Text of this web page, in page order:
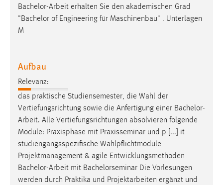
Bachelor-Arbeit erhalten Sie den akademischen Grad
"Bachelor of Engineering für Maschinenbau" . Unterlagen
M
Aufbau
Relevanz:
das praktische Studiensemester, die Wahl der
Vertiefungsrichtung sowie die Anfertigung einer Bachelor-
Arbeit. Alle Vertiefungsrichtungen absolvieren folgende
Module: Praxisphase mit Praxisseminar und p [...] it
studiengangsspezifische Wahlpflichtmodule
Projektmanagement & agile Entwicklungsmethoden
Bachelor-Arbeit mit Bachelorseminar Die Vorlesungen
werden durch Praktika und Projektarbeiten ergänzt und